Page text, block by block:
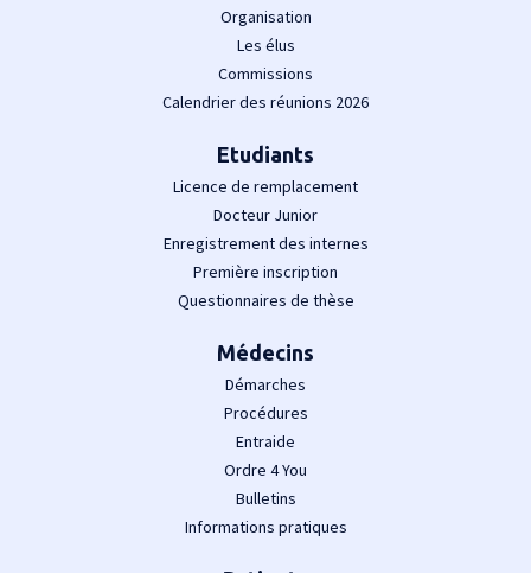
Organisation
Les élus
Commissions
Calendrier des réunions 2026
Etudiants
Licence de remplacement
Docteur Junior
Enregistrement des internes
Première inscription
Questionnaires de thèse
Médecins
Démarches
Procédures
Entraide
Ordre 4 You
Bulletins
Informations pratiques